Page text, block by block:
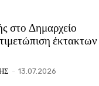
στο Δημαρχείο
έκτακτων
- 13.07.2026